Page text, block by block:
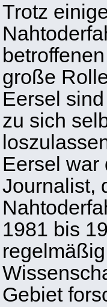
Trotz
große
Eersel
zu sich
Eersel war
Journalist,
1981 bis
Gebiet